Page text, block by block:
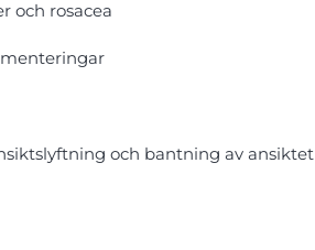
och rosacea
och bantning av ansiktet